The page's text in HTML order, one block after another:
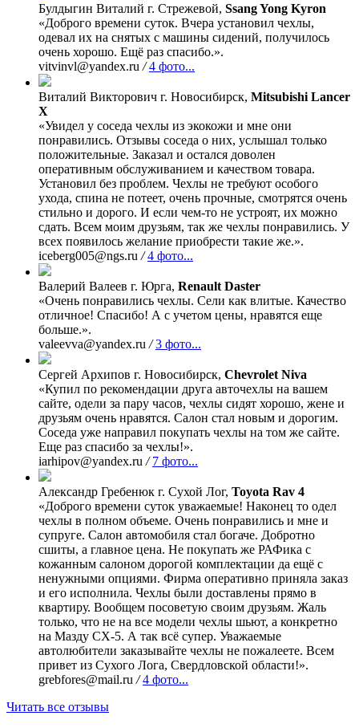
Булдыгин Виталий г. Стрежевой, Ssang Yong Kyron
«Доброго времени суток. Вчера установил чехлы,
одевал их на снятых с машины сидений, получилось
очень хорошо. Ещё раз спасибо.».
vitvinvl@yandex.ru / 4 фото...
Виталий Викторович г. Новосибирск, Mitsubishi Lancer
X
«Увидел у соседа чехлы из экокожи и мне они
понравились. Отзывы соседа о них, услышал только
положительные. Заказал и остался доволен
оперативным обслуживанием и качеством товара.
Установил без проблем. Чехлы не требуют особого
ухода, спина не потеет, очень прочные, смотрятся очень
стильно и дорого. И если чем-то не устроят, их можно
сдать. Всем моим друзьям, так же чехлы понравились. У
всех появилось желание приобрести такие же.».
iceberg005@ngs.ru / 4 фото...
Валерий Валеев г. Юрга, Renault Daster
«Очень понравились чехлы. Сели как влитые. Качество
отличное! Спасибо! А с учетом цены, нравятся еще
больше.».
valeevva@yandex.ru / 3 фото...
Сергей Архипов г. Новосибирск, Chevrolet Niva
«Купил по рекомендации друга авточехлы на вашем
сайте, одели за пару часов, чехлы сидят хорошо, жене и
друзьям очень нравятся. Салон стал новым и дорогим.
Соседа уже направил покупать чехлы на том же сайте.
Еще раз спасибо за чехлы!».
iarhipov@yandex.ru / 7 фото...
Александр Гребенюк г. Сухой Лог, Toyota Rav 4
«Доброго времени суток уважаемые! Наконец то одел
чехлы в полном объеме. Очень понравились и мне и
супруге. Салон автомобиля стал богаче. Добротно
сшиты, а главное цена. Не покупать же РАФика с
кожанным салоном дорогой комплектации да ещё с
ненужными опциями. Фирма оперативно приняла заказ
и его исполнила. Чехлы были доставлены прямо в
квартиру. Вообщем посоветую своим друзьям. Жаль
только, что не на все модели чехлы шьют, а конкретно
на Мазду СХ-5. А так всё супер. Уважаемые
автолюбители заказывайте чехлы не пожалеете. Всем
привет из Сухого Лога, Свердловской области!».
grebfores@mail.ru / 4 фото...
Читать все отзывы